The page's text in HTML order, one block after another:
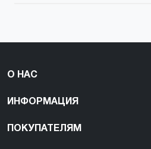
О НАС
ИНФОРМАЦИЯ
ПОКУПАТЕЛЯМ